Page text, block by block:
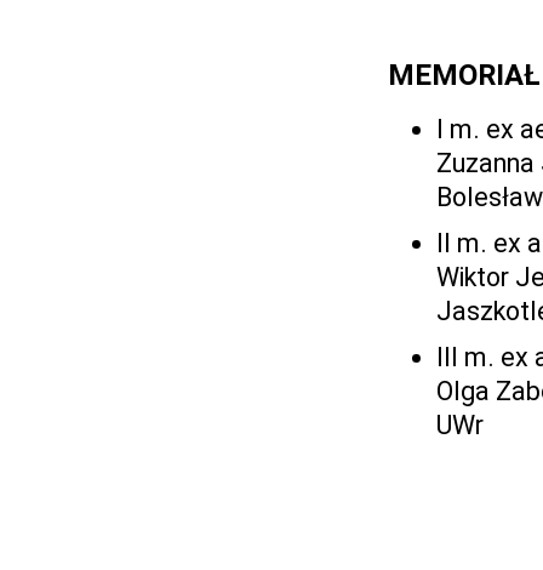
I m. ex
Zuzanna
II m. ex
Wiktor
III m.
Olga
UWr